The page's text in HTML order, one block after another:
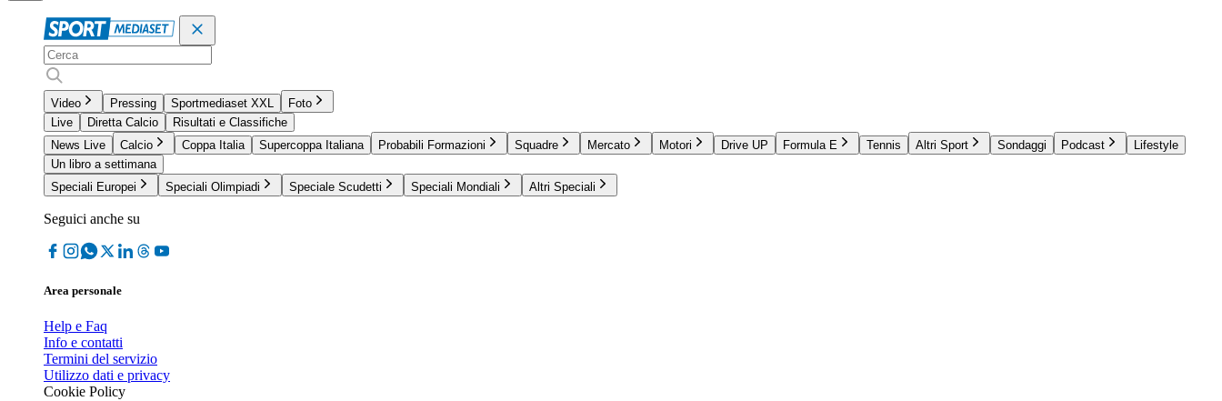
Video Pressing Sportmediaset XXL
Foto
Live
Diretta Calcio
Risultati e Classifiche
News Live
Calcio Coppa Italia Supercoppa Italiana Probabili Formazioni Squadre Mercato Motori Drive UP Formula E Tennis Altri Sport Sondaggi Podcast
Lifestyle
Un libro a settimana
Speciali Europei
Speciali Olimpiadi Speciale Scudetti Speciali Mondiali Altri Speciali
Seguici anche su
Area personale
Help e Faq
Info e contatti
Termini del servizio
Utilizzo dati e privacy
Cookie Policy